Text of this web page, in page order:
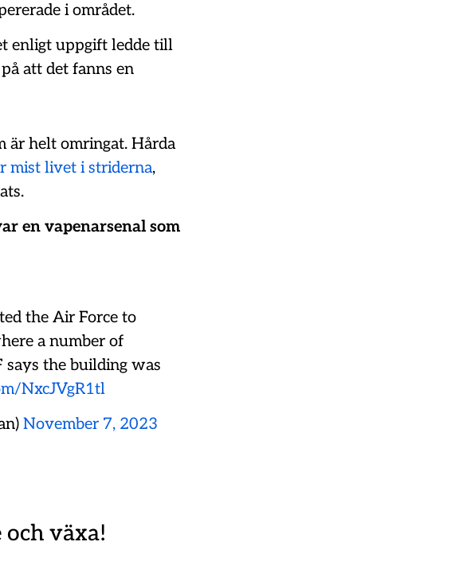
i området.
enligt uppgift ledde till
att det fanns en
är helt omringat. Hårda
mist livet i striderna,
en vapenarsenal som
the Air Force to
a number of
says the building was
NxcJVgR1tl
November 7, 2023
växa!